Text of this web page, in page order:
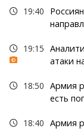
19:40
19:15
атаки
18:50 Армия
есть
18:40 Армия